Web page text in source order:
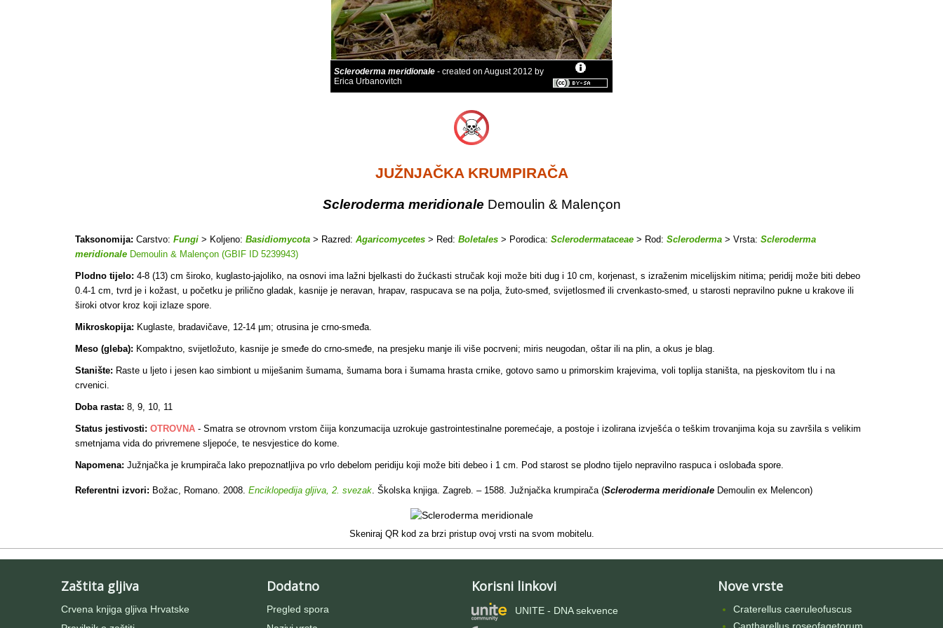
Scleroderma meridionale - created on August 2012 by
Erica Urbanovitch
JUŽNJAČKA KRUMPIRAČA
Scleroderma meridionale Demoulin & Malençon
Taksonomija: Carstvo: Fungi > Koljeno: Basidiomycota > Razred: Agaricomycetes > Red: Boletales > Porodica: Sclerodermataceae > Rod: Scleroderma > Vrsta: Scleroderma
meridionale Demoulin & Malençon (GBIF ID 5239943)
Plodno tijelo: 4-8 (13) cm široko, kuglasto-jajoliko, na osnovi ima lažni bjelkasti do žućkasti stručak koji može biti dug i 10 cm, korjenast, s izraženim micelijskim nitima; peridij može biti debeo
0.4-1 cm, tvrd je i kožast, u početku je prilično gladak, kasnije je neravan, hrapav, raspucava se na polja, žuto-smeđ, svijetlosmeđ ili crvenkasto-smeđ, u starosti nepravilno pukne u krakove ili
široki otvor kroz koji izlaze spore.
Mikroskopija: Kuglaste, bradavičave, 12-14 µm; otrusina je crno-smeđa.
Meso (gleba): Kompaktno, svijetložuto, kasnije je smeđe do crno-smeđe, na presjeku manje ili više pocrveni; miris neugodan, oštar ili na plin, a okus je blag.
Stanište: Raste u ljeto i jesen kao simbiont u miješanim šumama, šumama bora i šumama hrasta crnike, gotovo samo u primorskim krajevima, voli toplija staništa, na pjeskovitom tlu i na
crvenici.
Doba rasta: 8, 9, 10, 11
Status jestivosti: OTROVNA - Smatra se otrovnom vrstom čiija konzumacija uzrokuje gastrointestinalne poremećaje, a postoje i izolirana izvješća o teškim trovanjima koja su završila s velikim
smetnjama vida do privremene sljepoće, te nesvjestice do kome.
Napomena: Južnjačka je krumpirača lako prepoznatljiva po vrlo debelom peridiju koji može biti debeo i 1 cm. Pod starost se plodno tijelo nepravilno raspuca i oslobađa spore.
Referentni izvori: Božac, Romano. 2008. Enciklopedija gljiva, 2. svezak . Školska knjiga. Zagreb. – 1588. Južnjačka krumpirača (Scleroderma meridionale Demoulin ex Melencon)
Skeniraj QR kod za brzi pristup ovoj vrsti na svom mobitelu.
Zaštita gljiva
Crvena knjiga gljiva Hrvatske
Dodatno
Pregled spora
Korisni linkovi
UNITE - DNA sekvence
Nove vrste
Craterellus caeruleofuscus